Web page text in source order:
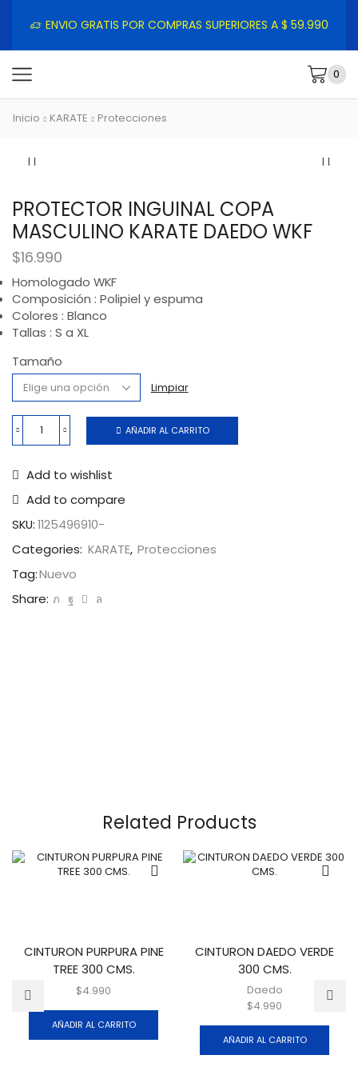
ENVIO GRATIS POR COMPRAS SUPERIORES A $ 59.990
0
Inicio KARATE Protecciones
PROTECTOR INGUINAL COPA
MASCULINO KARATE DAEDO WKF
$16.990
Homologado WKF
Composición : Polipiel y espuma
Colores : Blanco
Tallas : S a XL
Tamaño
Limpiar
AÑADIR AL CARRITO
Add to wishlist
Add to compare
SKU:1125496910-
Categories: KARATE, Protecciones
Tag:Nuevo
Share:
Related Products
CINTURON PURPURA PINE
TREE 300 CMS.
$4.990
AÑADIR AL CARRITO
CINTURON DAEDO VERDE
300 CMS.
Daedo
$4.990
AÑADIR AL CARRITO